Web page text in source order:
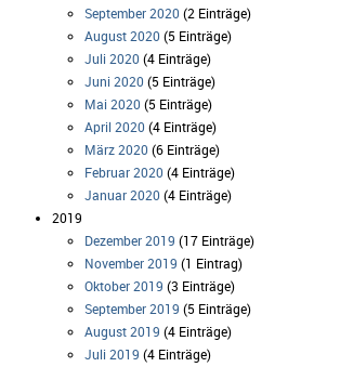
September 2020 (2 Einträge)
August 2020 (5 Einträge)
Juli 2020 (4 Einträge)
Juni 2020 (5 Einträge)
Mai 2020 (5 Einträge)
April 2020 (4 Einträge)
März 2020 (6 Einträge)
Februar 2020 (4 Einträge)
Januar 2020 (4 Einträge)
2019
Dezember 2019 (17 Einträge)
November 2019 (1 Eintrag)
Oktober 2019 (3 Einträge)
September 2019 (5 Einträge)
August 2019 (4 Einträge)
Juli 2019 (4 Einträge)